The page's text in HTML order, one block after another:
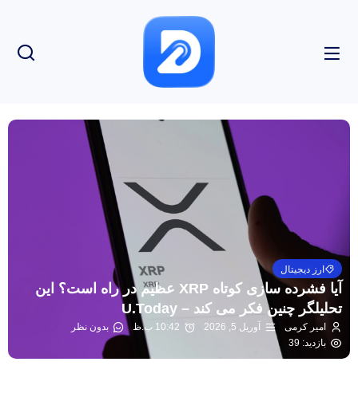
ارز دیجیتال
آیا فشرده سازی کوتاه XRP عظیم در راه است؟ این
تحلیلگر چنین فکر می کند – U.Today
امیر کرمی آوریل 5, 2026 10:42 ب.ظ
بدون نظر
بازدید: 39